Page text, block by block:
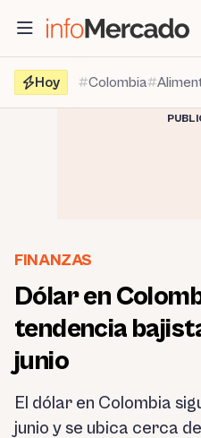
contenido
Hoy
Colombia
FINANZAS
Dólar en
tendencia
junio
El dólar en Colombia
junio y se ubica cerca